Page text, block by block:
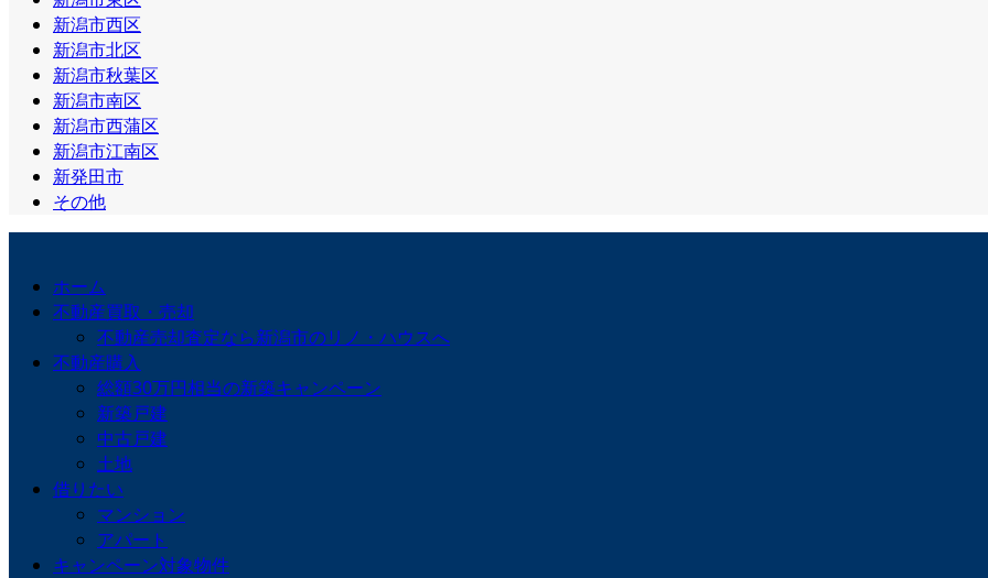
新潟市西区
新潟市北区
新潟市秋葉区
新潟市南区
新潟市西蒲区
新潟市江南区
新発田市
その他
ホーム
不動産買取・売却
不動産売却査定なら新潟市のリノ・ハウスへ
不動産購入
総額30万円相当の新築キャンペーン
新築戸建
中古戸建
土地
借りたい
マンション
アパート
キャンペーン対象物件